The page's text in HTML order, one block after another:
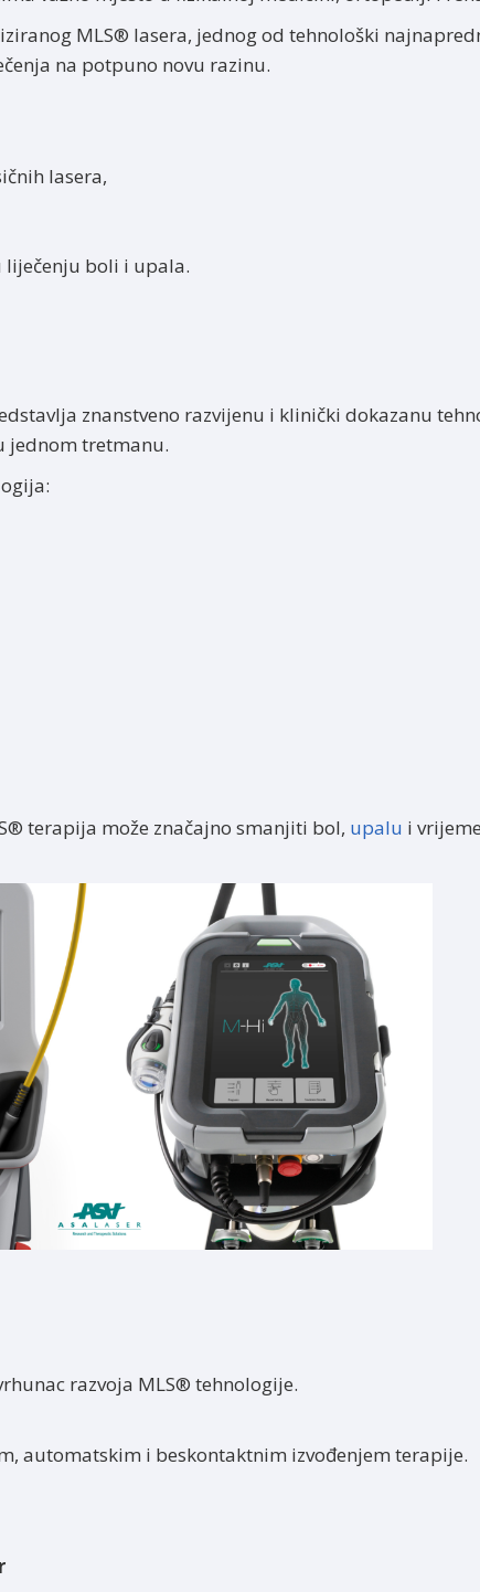
MLS® lasera, jednog od tehnološki
na potpuno novu razinu.
lasera,
liječenju boli i upala.
znanstveno razvijenu i klinički dokazanu
jednom tretmanu.
terapija može značajno smanjiti bol, upalu i
razvoja MLS® tehnologije.
automatskim i beskontaktnim izvođenjem terapije.